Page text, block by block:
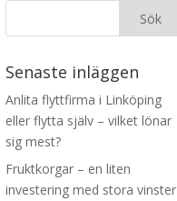
Senaste inläggen
Anlita flyttfirma i Linköping
eller flytta själv – vilket lönar
sig mest?
Fruktkorgar – en liten
investering med stora vinster